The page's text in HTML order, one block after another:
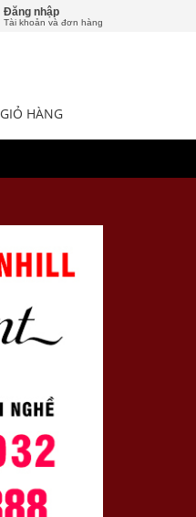
Đăng nhập
Tài khoản và đơn hàng
GIỎ HÀNG